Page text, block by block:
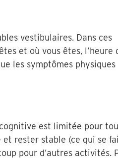
vestibulaires. Dans ces
et où vous êtes, l’heure
les symptômes physiques
est limitée pour
rester stable (ce qui se
pour d’autres activités.